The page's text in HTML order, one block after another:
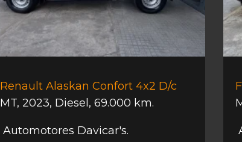
Renault Alaskan Confort 4x2 D/c
MT, 2023, Diesel , 69.000 km.
Automotores Davicar's.